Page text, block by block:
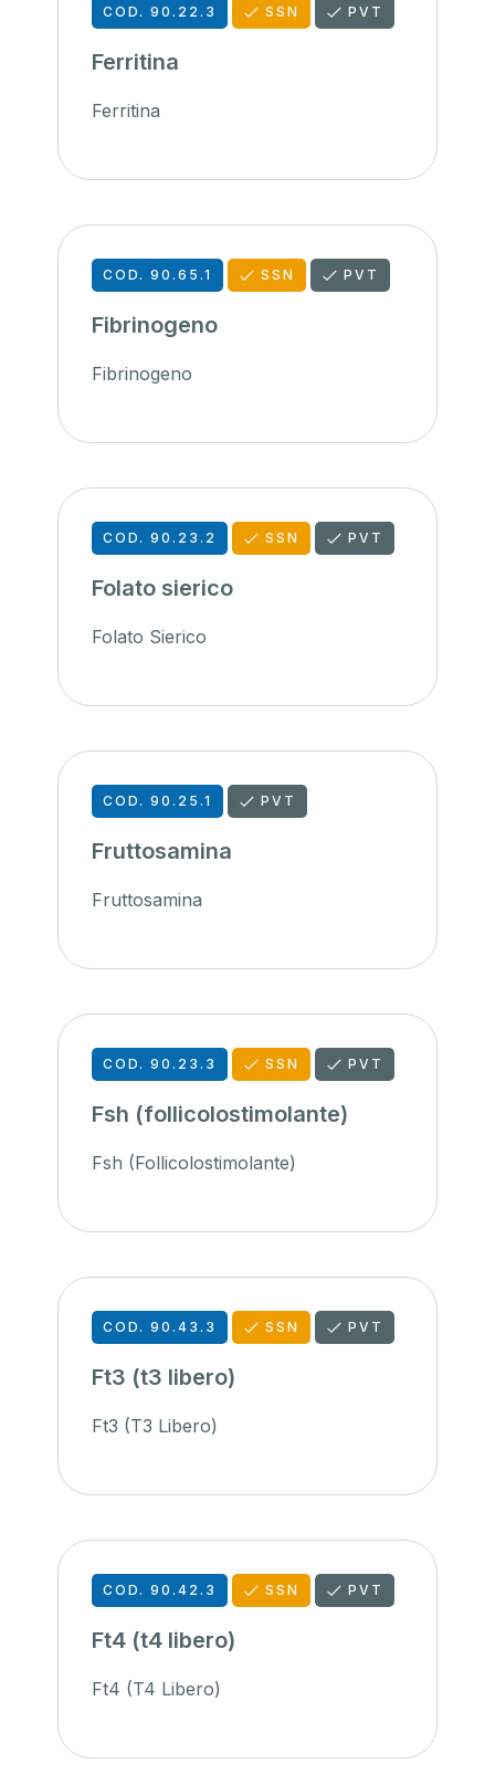
COD. 90.22.3 SSN PVT
Ferritina
Ferritina
COD. 90.65.1 SSN PVT
Fibrinogeno
Fibrinogeno
COD. 90.23.2 SSN PVT
Folato sierico
Folato Sierico
COD. 90.25.1 PVT
Fruttosamina
Fruttosamina
COD. 90.23.3 SSN PVT
Fsh (follicolostimolante)
Fsh (Follicolostimolante)
COD. 90.43.3 SSN PVT
Ft3 (t3 libero)
Ft3 (T3 Libero)
COD. 90.42.3 SSN PVT
Ft4 (t4 libero)
Ft4 (T4 Libero)